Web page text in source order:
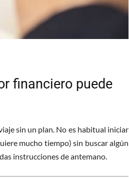
financiero puede
sin un plan. No es habitual iniciar
mucho tiempo) sin buscar algún
instrucciones de antemano.